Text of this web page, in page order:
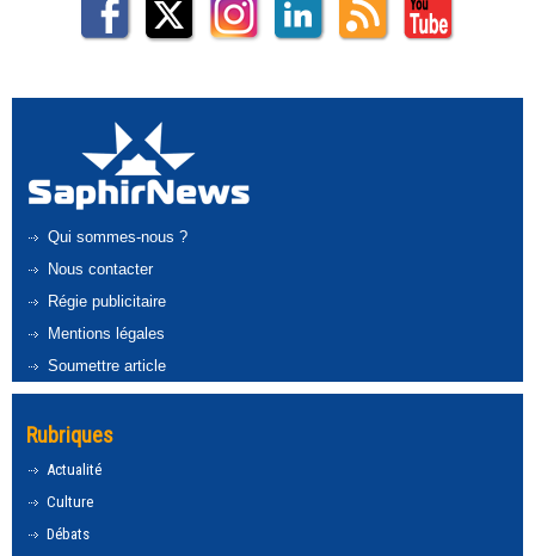
Qui sommes-nous ?
Nous contacter
Régie publicitaire
Mentions légales
Soumettre article
Rubriques
Actualité
Culture
Débats